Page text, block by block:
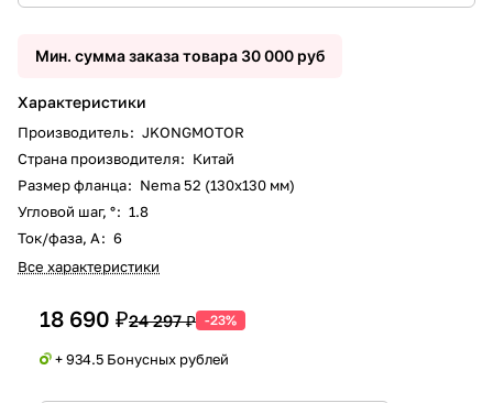
Мин. сумма заказа товара 30 000 руб
Характеристики
Производитель: JKONGMOTOR
Страна производителя: Китай
Размер фланца: Nema 52 (130х130 мм)
Угловой шаг, °: 1.8
Ток/фаза, А: 6
Все характеристики
18 690 ₽24 297 ₽ -23%
+ 934.5 Бонусных рублей